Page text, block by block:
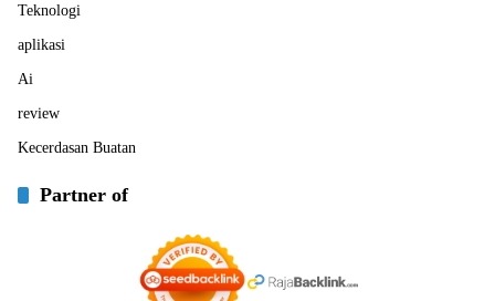
Teknologi
aplikasi
Ai
review
Kecerdasan Buatan
Partner of